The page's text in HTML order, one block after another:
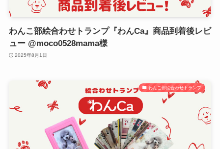
わんこ部絵合わせトランプ『わんCa』商品到着後レビ
ュー @moco0528mama様
2025年8月1日
わんこ部絵合わせトランプ